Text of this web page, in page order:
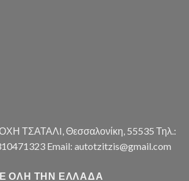
ΤΣΑΤΑΛI, Θεσσαλονίκη, 55535 Τηλ.:
Email: autotzitzis@gmail.com
ΌΛΗ ΤΗΝ ΕΛΛΆΔΑ